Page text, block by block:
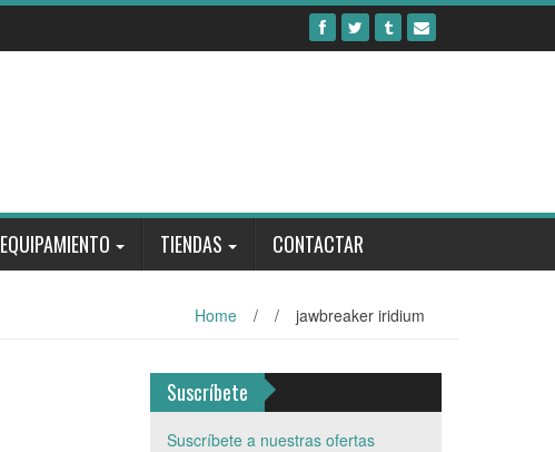
EQUIPAMIENTO TIENDAS CONTACTAR
Home / / jawbreaker iridium
Suscríbete
Suscríbete a nuestras ofertas